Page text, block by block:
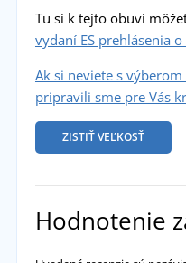
Tu si k tejto obuvi
vydaní ES prehlásenia o
Ak si neviete s
pripravili sme pre Vás
ZISTIŤ VEĽKOSŤ
Hodnotenie